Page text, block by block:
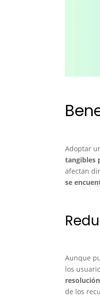
Adoptar
tangibles
afectan
se
Aunque
los
de los